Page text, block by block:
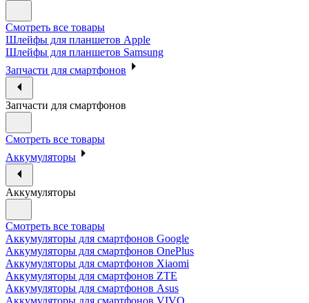
Смотреть все товары
Шлейфы для планшетов Apple
Шлейфы для планшетов Samsung
Запчасти для смартфонов
Запчасти для смартфонов
Смотреть все товары
Аккумуляторы
Аккумуляторы
Смотреть все товары
Аккумуляторы для смартфонов Google
Аккумуляторы для смартфонов OnePlus
Аккумуляторы для смартфонов Xiaomi
Аккумуляторы для смартфонов ZTE
Аккумуляторы для cмартфонов Asus
Аккумуляторы для смартфонов VIVO